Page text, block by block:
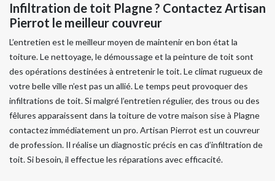
Infiltration de toit Plagne ? Contactez Artisan
Pierrot le meilleur couvreur
L’entretien est le meilleur moyen de maintenir en bon état la
toiture. Le nettoyage, le démoussage et la peinture de toit sont
des opérations destinées à entretenir le toit. Le climat rugueux de
votre belle ville n’est pas un allié. Le temps peut provoquer des
infiltrations de toit. Si malgré l’entretien régulier, des trous ou des
fêlures apparaissent dans la toiture de votre maison sise à Plagne
contactez immédiatement un pro. Artisan Pierrot est un couvreur
de profession. Il réalise un diagnostic précis en cas d’infiltration de
toit. Si besoin, il effectue les réparations avec efficacité.